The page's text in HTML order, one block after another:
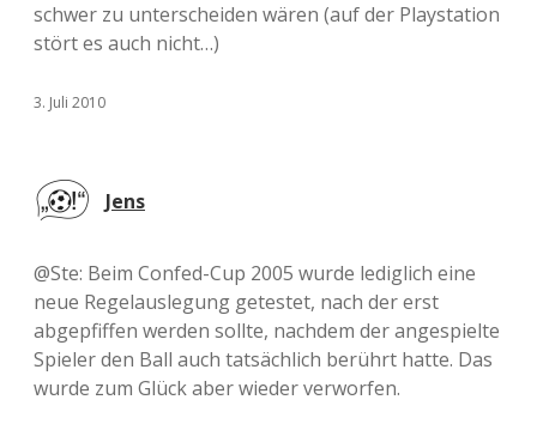
schwer zu unterscheiden wären (auf der Playstation
stört es auch nicht…)
3. Juli 2010
Jens
@Ste: Beim Confed-Cup 2005 wurde lediglich eine
neue Regelauslegung getestet, nach der erst
abgepfiffen werden sollte, nachdem der angespielte
Spieler den Ball auch tatsächlich berührt hatte. Das
wurde zum Glück aber wieder verworfen.